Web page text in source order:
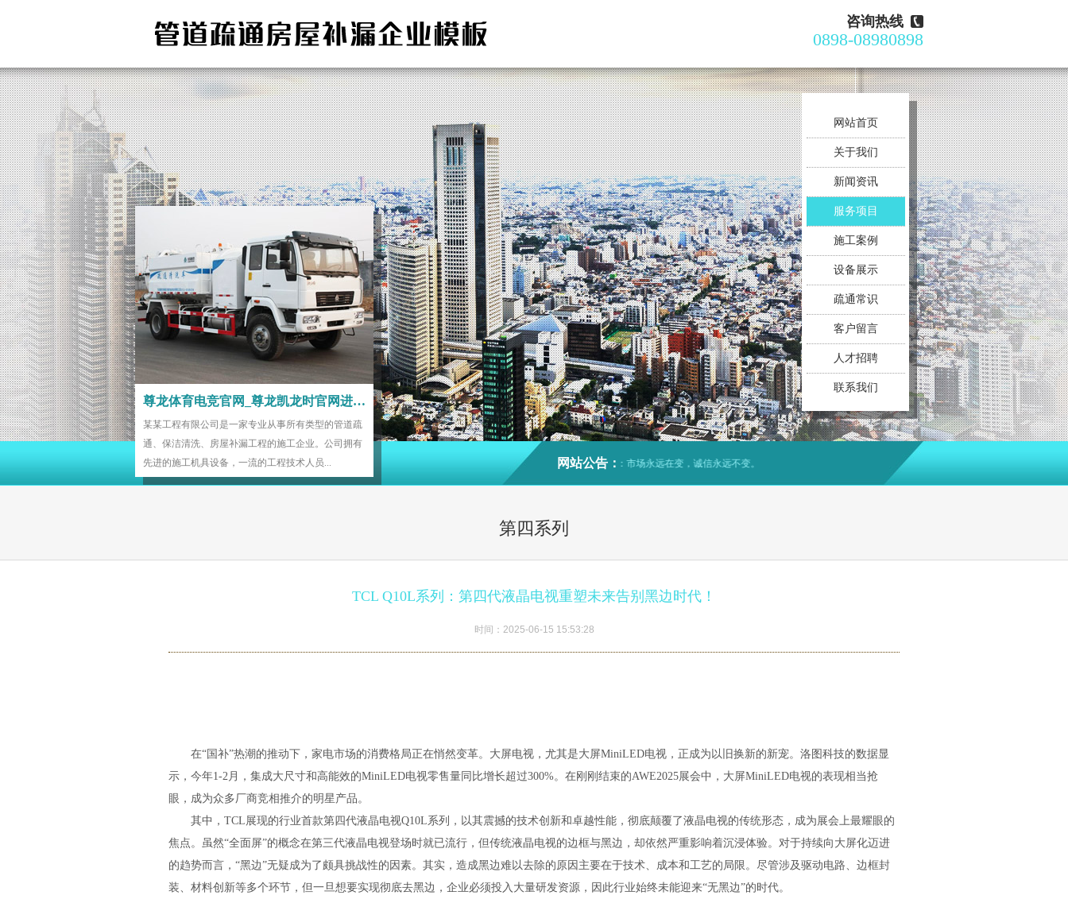
咨询热线
0898-08980898
网站首页
关于我们
新闻资讯
服务项目
施工案例
设备展示
疏通常识
客户留言
人才招聘
联系我们
尊龙体育电竞官网_尊龙凯龙时官网进入网页
某某工程有限公司是一家专业从事所有类型的管道疏
通、保洁清洗、房屋补漏工程的施工企业。公司拥有
先进的施工机具设备，一流的工程技术人员...
网站公告：
诚信为本：市场永远在变，诚信永远不变。
第四系列
TCL Q10L系列：第四代液晶电视重塑未来告别黑边时代！
时间：2025-06-15 15:53:28
在“国补”热潮的推动下，家电市场的消费格局正在悄然变革。大屏电视，尤其是大屏MiniLED电视，正成为以旧换新的新宠。洛图科技的数据显
示，今年1-2月，集成大尺寸和高能效的MiniLED电视零售量同比增长超过300%。在刚刚结束的AWE2025展会中，大屏MiniLED电视的表现相当抢
眼，成为众多厂商竞相推介的明星产品。
其中，TCL展现的行业首款第四代液晶电视Q10L系列，以其震撼的技术创新和卓越性能，彻底颠覆了液晶电视的传统形态，成为展会上最耀眼的
焦点。虽然“全面屏”的概念在第三代液晶电视登场时就已流行，但传统液晶电视的边框与黑边，却依然严重影响着沉浸体验。对于持续向大屏化迈进
的趋势而言，“黑边”无疑成为了颇具挑战性的因素。其实，造成黑边难以去除的原因主要在于技术、成本和工艺的局限。尽管涉及驱动电路、边框封
装、材料创新等多个环节，但一旦想要实现彻底去黑边，企业必须投入大量研发资源，因此行业始终未能迎来“无黑边”的时代。